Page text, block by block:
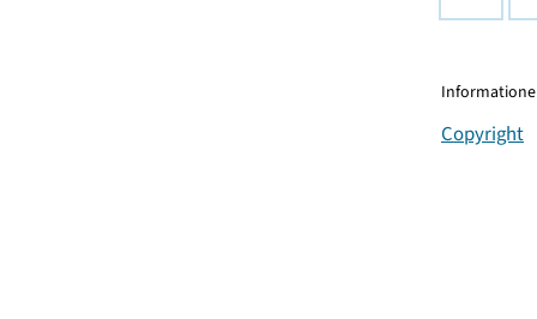
Copyright